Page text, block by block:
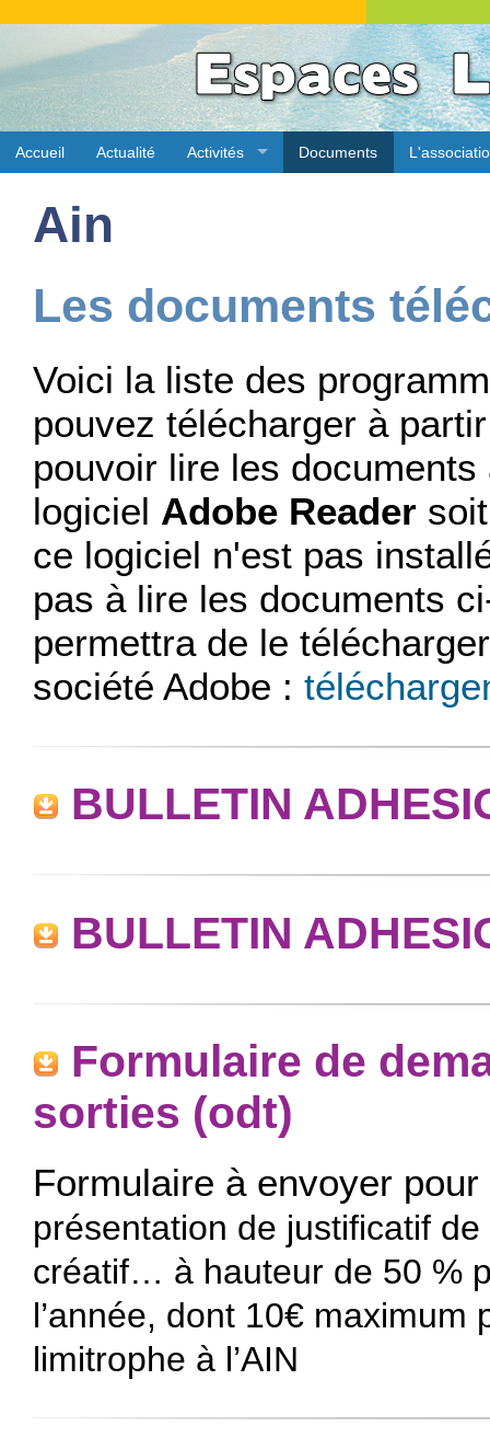
Accueil Actualité Activités Documents
Ain
Les documents
Voici la liste des
pouvez télécharger à
pouvoir lire les
logiciel Adobe Reader
ce logiciel n'est pas
pas à lire les documents
permettra de le
société Adobe :
BULLETIN
BULLETIN
Formulaire de
sorties (odt)
Formulaire à envoyer pour
présentation de justificatif
créatif… à hauteur de 50 %
l’année, dont 10€
limitrophe à l’AIN